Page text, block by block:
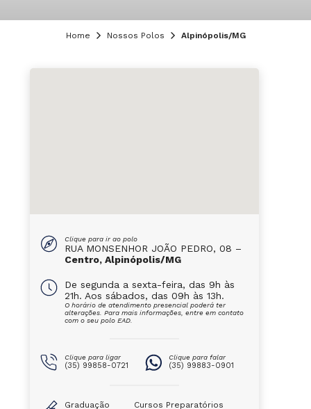
Home Nossos Polos Alpinópolis/MG
Clique para ir ao polo
RUA MONSENHOR JOÃO PEDRO, 08 –
Centro, Alpinópolis/MG
De segunda a sexta-feira, das 9h às
21h. Aos sábados, das 09h às 13h.
O horário de atendimento presencial poderá ter
alterações. Para mais informações, entre em contato
com o seu polo EAD.
Clique para ligar
(35) 99858-0721
Clique para falar
(35) 99883-0901
Graduação
Cursos Preparatórios